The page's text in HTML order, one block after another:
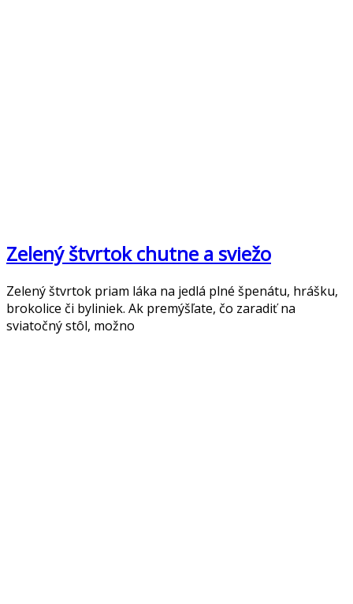
Zelený štvrtok chutne a sviežo
Zelený štvrtok priam láka na jedlá plné špenátu, hrášku,
brokolice či byliniek. Ak premýšľate, čo zaradiť na
sviatočný stôl, možno